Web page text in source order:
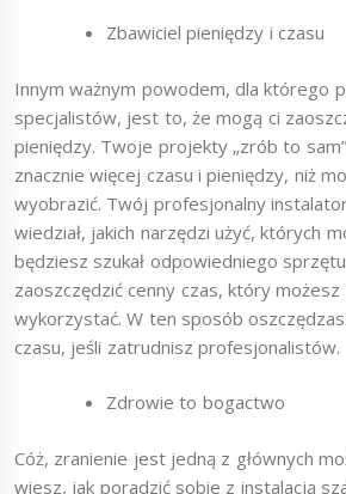
Zbawiciel pieniędzy i czasu
Innym ważnym powodem, dla którego
specjalistów, jest to, że mogą ci
pieniędzy. Twoje projekty „zrób to
znacznie więcej czasu i pieniędzy, niż
wyobrazić. Twój profesjonalny
wiedział, jakich narzędzi użyć, których
będziesz szukał odpowiedniego
zaoszczędzić cenny czas, który
wykorzystać. W ten sposób
czasu, jeśli zatrudnisz profesjonalistów.
Zdrowie to bogactwo
Cóż, zranienie jest jedną z głównych
wiesz, jak poradzić sobie z instalacją